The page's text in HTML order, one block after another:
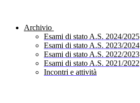
Archivio
Esami di stato A.S. 2024/2025
Esami di stato A.S. 2023/2024
Esami di stato A.S. 2022/2023
Esami di stato A.S. 2021/2022
Incontri e attività